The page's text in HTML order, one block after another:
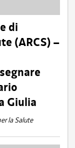
di
(ARCS) –
Giulia
la Salute